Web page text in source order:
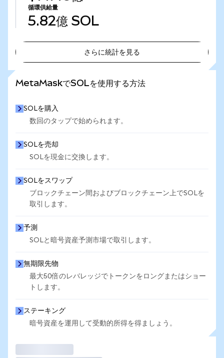
循環供給量
5.82億 SOL
さらに統計を見る
MetaMaskでSOLを使用する方法
SOLを購入
数回のタップで始められます。
SOLを売却
SOLを現金に交換します。
SOLをスワップ
ブロックチェーン間およびブロックチェーン上でSOLを
取引します。
予測
SOLと暗号資産予測市場で取引します。
無期限先物
最大50倍のレバレッジでトークンをロングまたはショー
トします。
ステーキング
暗号資産を運用して受動的所得を得ましょう。